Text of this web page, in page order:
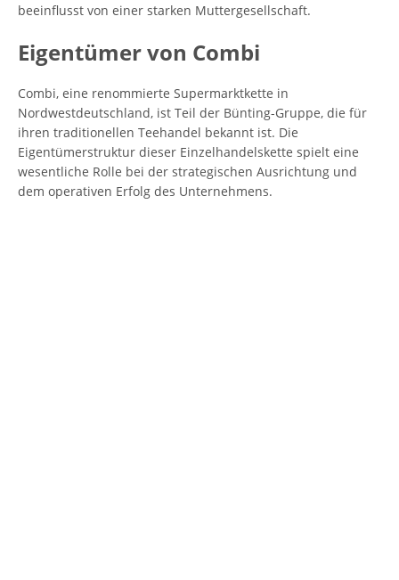
beeinflusst von einer starken Muttergesellschaft.
Eigentümer von Combi
Combi, eine renommierte Supermarktkette in
Nordwestdeutschland, ist Teil der Bünting-Gruppe, die für
ihren traditionellen Teehandel bekannt ist. Die
Eigentümerstruktur dieser Einzelhandelskette spielt eine
wesentliche Rolle bei der strategischen Ausrichtung und
dem operativen Erfolg des Unternehmens.